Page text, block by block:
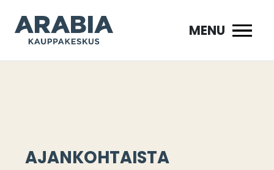
sisältöön
MENU
AJANKOHTAISTA